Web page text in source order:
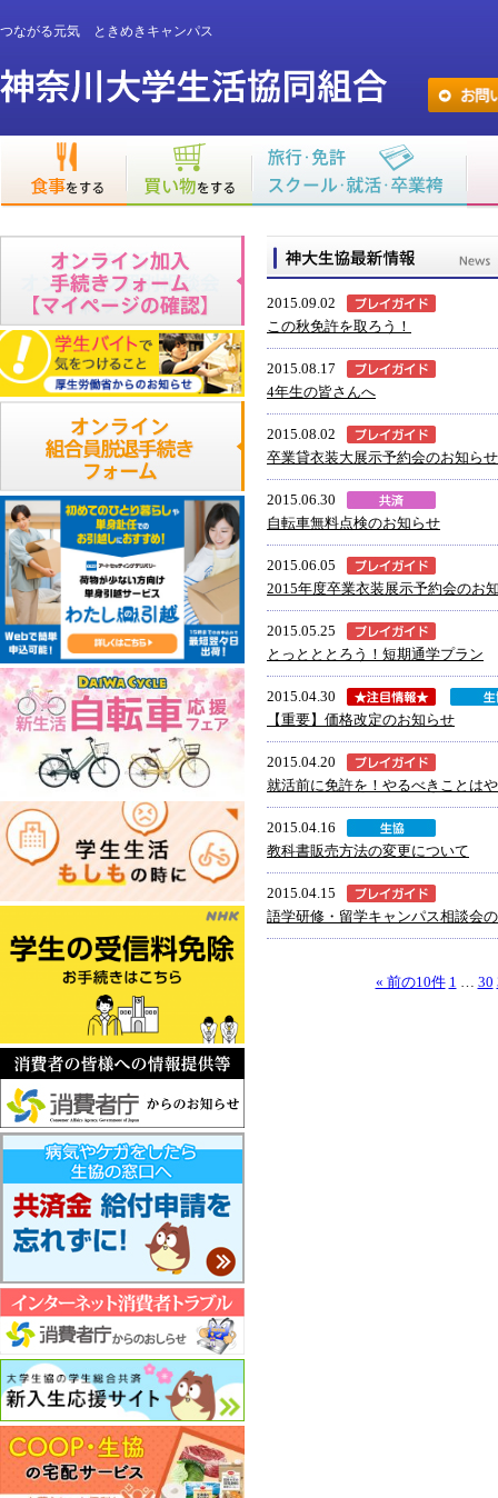
つながる元気 ときめきキャンパス
2015.09.02
この秋免許を取ろう！
2015.08.17
4年生の皆さんへ
2015.08.02
卒業貸衣装大展示予約会のお知らせ
2015.06.30
自転車無料点検のお知らせ
2015.06.05
2015年度卒業衣装展示予約会のお
2015.05.25
とっとととろう！短期通学プラン
2015.04.30
【重要】価格改定のお知らせ
2015.04.20
就活前に免許を！やるべきことは
2015.04.16
教科書販売方法の変更について
2015.04.15
語学研修・留学キャンパス相談会
« 前の10件 1 … 30